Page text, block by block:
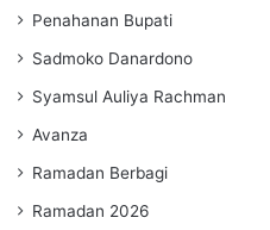
Penahanan Bupati
Sadmoko Danardono
Syamsul Auliya Rachman
Avanza
Ramadan Berbagi
Ramadan 2026